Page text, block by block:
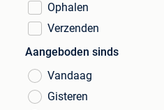
Ophalen
Verzenden
Aangeboden sinds
Vandaag
Gisteren